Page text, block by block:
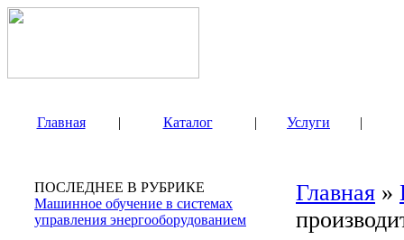
Главная | Каталог | Услуги |
ПОСЛЕДНЕЕ В РУБРИКЕ
Машинное обучение в системах
управления энергооборудованием
Главная »